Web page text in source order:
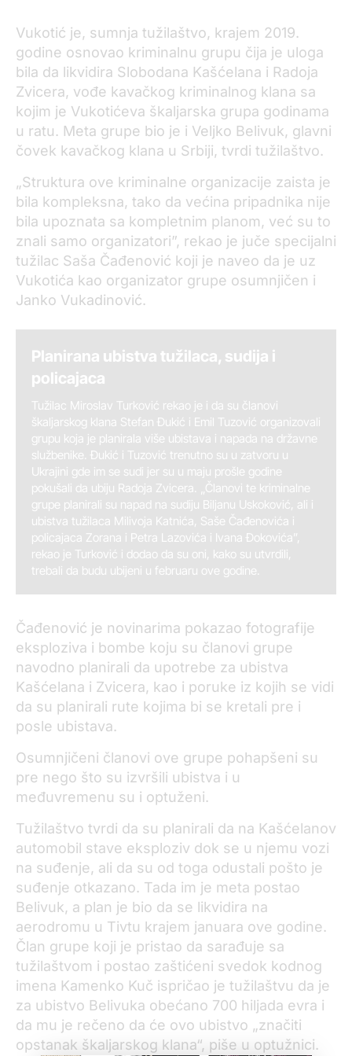
Vukotić je, sumnja tužilaštvo, krajem 2019.
godine osnovao kriminalnu grupu čija je uloga
bila da likvidira Slobodana Kašćelana i Radoja
Zvicera, vođe kavačkog kriminalnog klana sa
kojim je Vukotićeva škaljarska grupa godinama
u ratu. Meta grupe bio je i Veljko Belivuk, glavni
čovek kavačkog klana u Srbiji, tvrdi tužilaštvo.
„Struktura ove kriminalne organizacije zaista je
bila kompleksna, tako da većina pripadnika nije
bila upoznata sa kompletnim planom, već su to
znali samo organizatori”, rekao je juče specijalni
tužilac Saša Čađenović koji je naveo da je uz
Vukotića kao organizator grupe osumnjičen i
Janko Vukadinović.
Planirana ubistva tužilaca, sudija i
policajaca
Tužilac Miroslav Turković rekao je i da su članovi
škaljarskog klana Stefan Đukić i Emil Tuzović organizovali
grupu koja je planirala više ubistava i napada na državne
službenike. Đukić i Tuzović trenutno su u zatvoru u
Ukrajini gde im se sudi jer su u maju prošle godine
pokušali da ubiju Radoja Zvicera. „Članovi te kriminalne
grupe planirali su napad na sudiju Biljanu Uskoković, ali i
ubistva tužilaca Milivoja Katnića, Saše Čađenovića i
policajaca Zorana i Petra Lazovića i Ivana Đokovića”,
rekao je Turković i dodao da su oni, kako su utvrdili,
trebali da budu ubijeni u februaru ove godine.
Čađenović je novinarima pokazao fotografije
eksploziva i bombe koju su članovi grupe
navodno planirali da upotrebe za ubistva
Kašćelana i Zvicera, kao i poruke iz kojih se vidi
da su planirali rute kojima bi se kretali pre i
posle ubistava.
Osumnjičeni članovi ove grupe pohapšeni su
pre nego što su izvršili ubistva i u
međuvremenu su i optuženi.
Tužilaštvo tvrdi da su planirali da na Kašćelanov
automobil stave eksploziv dok se u njemu vozi
na suđenje, ali da su od toga odustali pošto je
suđenje otkazano. Tada im je meta postao
Belivuk, a plan je bio da se likvidira na
aerodromu u Tivtu krajem januara ove godine.
Član grupe koji je pristao da sarađuje sa
tužilaštvom i postao zaštićeni svedok kodnog
imena Kamenko Kuč ispričao je tužilaštvu da je
za ubistvo Belivuka obećano 700 hiljada evra i
da mu je rečeno da će ovo ubistvo „značiti
opstanak škaljarskog klana“, piše u optužnici.